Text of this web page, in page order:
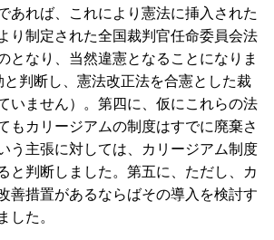
あれば、これにより憲法に挿入された
り制定された全国裁判官任命委員会法
となり、当然違憲となることになりま
判断し、憲法改正法を合憲とした裁
いません）。第四に、仮にこれらの法
もカリージアムの制度はすでに廃棄さ
う主張に対しては、カリージアム制度
と判断しました。第五に、ただし、カ
善措置があるならばその導入を検討す
した。